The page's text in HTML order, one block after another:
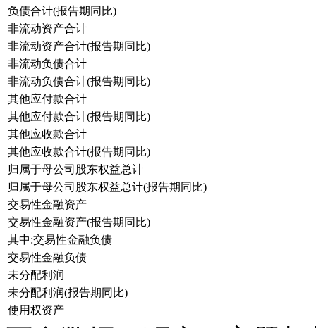
负债合计(报告期同比)
非流动资产合计
非流动资产合计(报告期同比)
非流动负债合计
非流动负债合计(报告期同比)
其他应付款合计
其他应付款合计(报告期同比)
其他应收款合计
其他应收款合计(报告期同比)
归属于母公司股东权益总计
归属于母公司股东权益总计(报告期同比)
交易性金融资产
交易性金融资产(报告期同比)
其中:交易性金融负债
交易性金融负债
未分配利润
未分配利润(报告期同比)
使用权资产